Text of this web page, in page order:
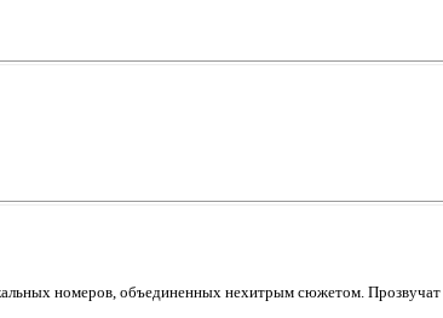
номеров, объединенных нехитрым сюжетом.